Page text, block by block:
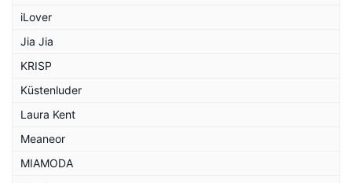
iLover
Jia Jia
KRISP
Küstenluder
Laura Kent
Meaneor
MIAMODA